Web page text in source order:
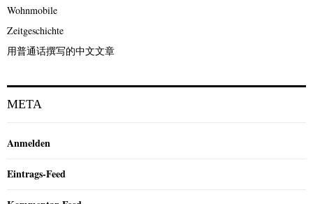
Wohnmobile
Zeitgeschichte
用普通话撰写的中文文章
META
Anmelden
Eintrags-Feed